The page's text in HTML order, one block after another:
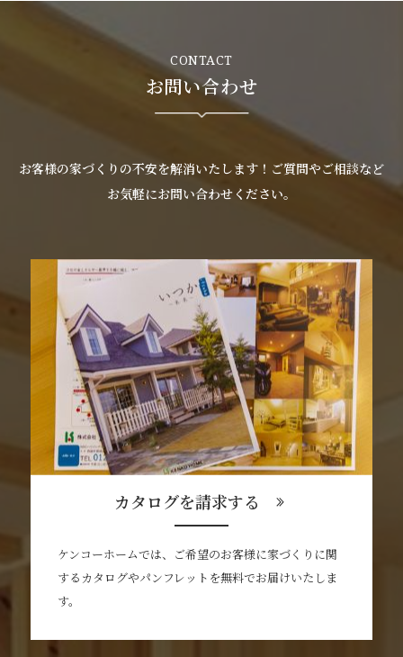
CONTACT
お問い合わせ
お客様の家づくりの不安を解消いたします！ご質問やご相談など
お気軽にお問い合わせください。
カタログを請求する
ケンコーホームでは、ご希望のお客様に家づくりに関
するカタログやパンフレットを無料でお届けいたしま
す。